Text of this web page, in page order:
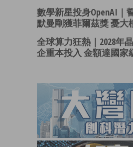
數學新星投身OpenAI｜
默曼剛獲菲爾茲獎 憂大
全球算力狂熱｜2028年
企重本投入 金額達國家